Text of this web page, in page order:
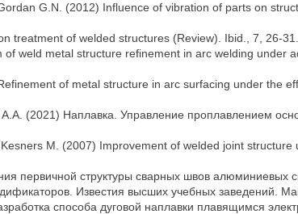
G.N. (2012) Influence of vibration of parts on
treatment of welded structures (Review). Ibid., 7, 26-
weld metal structure refinement in arc welding under
of metal structure in arc surfacing under the
(2021) Наплавка. Управление проплавлением
M. (2007) Improvement of welded joint
первичной структуры сварных швов алюминиевых
Известия высших учебных заведений.
способа дуговой наплавки плавящимся